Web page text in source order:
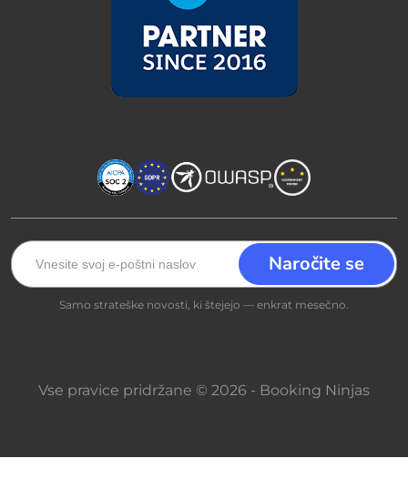
Samo strateške novosti, ki štejejo — enkrat mesečno.
Vse pravice pridržane © 2026 - Booking Ninjas